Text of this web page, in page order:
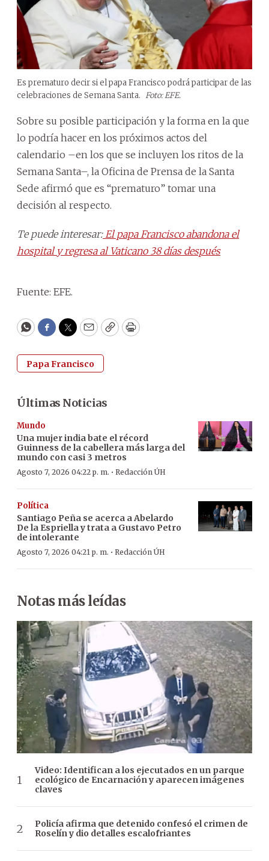
Es prematuro decir si el papa Francisco podrá participar de las
celebraciones de Semana Santa. Foto: EFE.
Sobre su posible participación y la forma en la que
lo podría hacer en los próximos actos del
calendario –en los que se incluyen los ritos de la
Semana Santa–, la Oficina de Prensa de la Santa
Sede afirmó que es “prematuro” tomar una
decisión al respecto.
Te puede interesar:El papa Francisco abandona el
hospital y regresa al Vaticano 38 días después
Fuente: EFE.
WhatsApp
Facebook
Twitter
EmailCopyPrint
Papa Francisco
Últimas Noticias
Mundo
Una mujer india bate el récord
Guinness de la cabellera más larga del
mundo con casi 3 metros
Agosto 7, 2026 04:22 p. m. · Redacción ÚH
Política
Santiago Peña se acerca a Abelardo
De la Espriella y trata a Gustavo Petro
de intolerante
Agosto 7, 2026 04:21 p. m. · Redacción ÚH
Notas más leídas
Video: Identifican a los ejecutados en un parque
ecológico de Encarnación y aparecen imágenes
claves
Policía afirma que detenido confesó el crimen de
Roselín y dio detalles escalofriantes